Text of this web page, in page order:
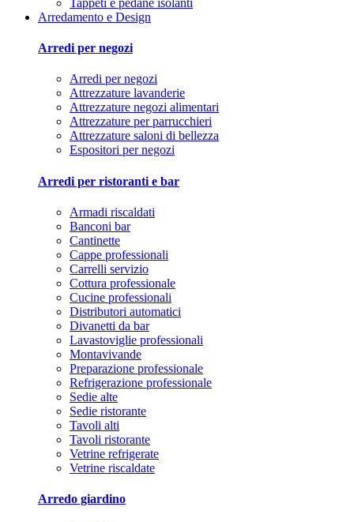
Arredamento e Design
Arredi per negozi
Arredi per negozi
Attrezzature lavanderie
Attrezzature negozi alimentari
Attrezzature per parrucchieri
Attrezzature saloni di bellezza
Espositori per negozi
Arredi per ristoranti e bar
Armadi riscaldati
Banconi bar
Cantinette
Cappe professionali
Carrelli servizio
Cottura professionale
Cucine professionali
Distributori automatici
Divanetti da bar
Lavastoviglie professionali
Montavivande
Preparazione professionale
Refrigerazione professionale
Sedie alte
Sedie ristorante
Tavoli alti
Tavoli ristorante
Vetrine refrigerate
Vetrine riscaldate
Arredo giardino